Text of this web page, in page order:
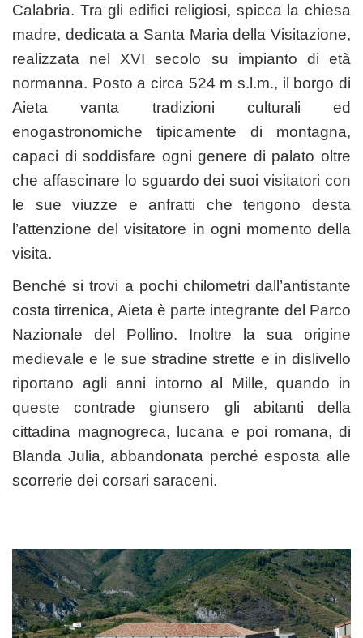
Calabria. Tra gli edifici religiosi, spicca la chiesa
madre, dedicata a Santa Maria della Visitazione,
realizzata nel XVI secolo su impianto di età
normanna. Posto a circa 524 m s.l.m., il borgo di
Aieta vanta tradizioni culturali ed
enogastronomiche tipicamente di montagna,
capaci di soddisfare ogni genere di palato oltre
che affascinare lo sguardo dei suoi visitatori con
le sue viuzze e anfratti che tengono desta
l’attenzione del visitatore in ogni momento della
visita.
Benché si trovi a pochi chilometri dall’antistante
costa tirrenica, Aieta è parte integrante del Parco
Nazionale del Pollino. Inoltre la sua origine
medievale e le sue stradine strette e in dislivello
riportano agli anni intorno al Mille, quando in
queste contrade giunsero gli abitanti della
cittadina magnogreca, lucana e poi romana, di
Blanda Julia, abbandonata perché esposta alle
scorrerie dei corsari saraceni.